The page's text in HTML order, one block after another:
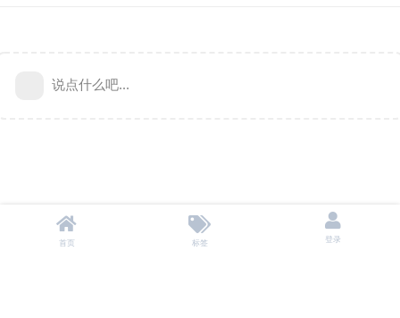
说点什么吧...
首页 标签 登录